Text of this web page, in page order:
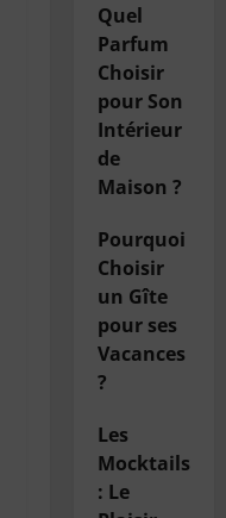
Quel
Parfum
Choisir
pour Son
Intérieur
de
Maison ?
Pourquoi
Choisir
un Gîte
pour ses
Vacances
?
Les
Mocktails
: Le